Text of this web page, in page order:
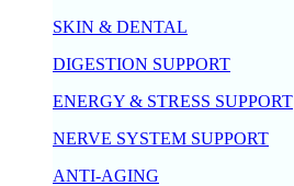
SKIN & DENTAL
DIGESTION SUPPORT
ENERGY & STRESS SUPPORT
NERVE SYSTEM SUPPORT
ANTI-AGING